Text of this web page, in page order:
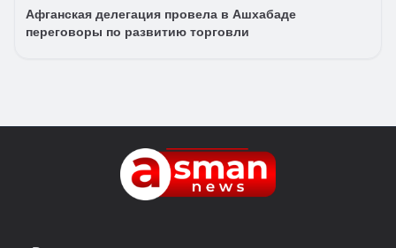
Афганская делегация провела в Ашхабаде
переговоры по развитию торговли